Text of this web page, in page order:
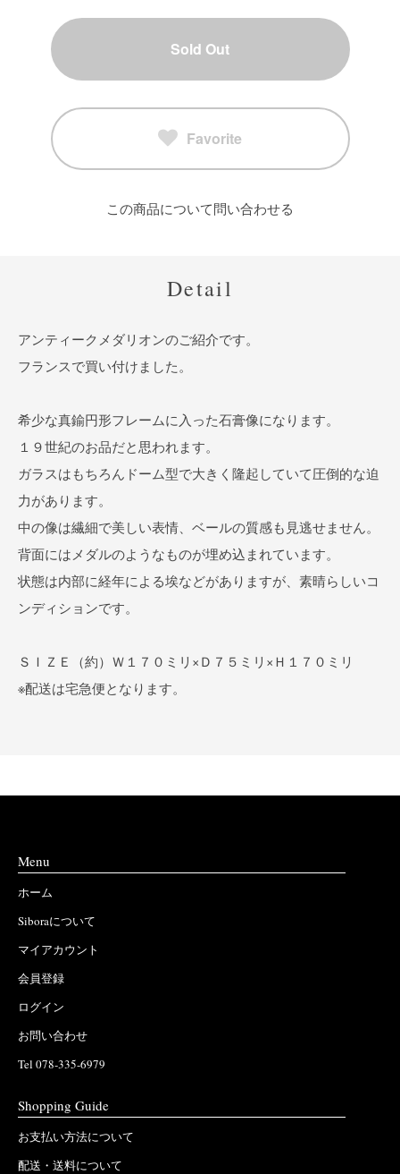
Sold Out
Favorite
この商品について問い合わせる
Detail
アンティークメダリオンのご紹介です。
フランスで買い付けました。
希少な真鍮円形フレームに入った石膏像になります。
１９世紀のお品だと思われます。
ガラスはもちろんドーム型で大きく隆起していて圧倒的な迫
力があります。
中の像は繊細で美しい表情、ベールの質感も見逃せません。
背面にはメダルのようなものが埋め込まれています。
状態は内部に経年による埃などがありますが、素晴らしいコ
ンディションです。
ＳＩＺＥ（約）Ｗ１７０ミリ×Ｄ７５ミリ×Ｈ１７０ミリ
※配送は宅急便となります。
Menu
ホーム
Siboraについて
マイアカウント
会員登録
ログイン
お問い合わせ
Tel 078-335-6979
Shopping Guide
お支払い方法について
配送・送料について